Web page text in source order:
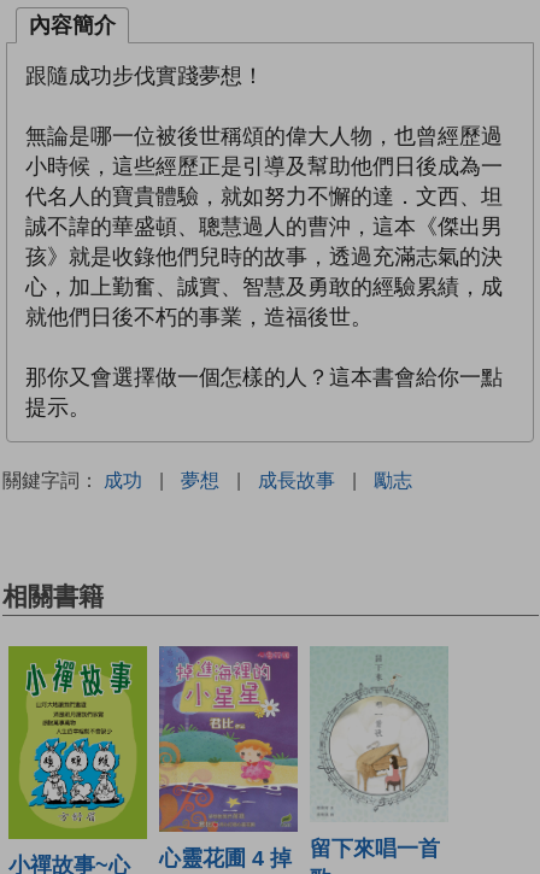
內容簡介
跟隨成功步伐實踐夢想！
無論是哪一位被後世稱頌的偉大人物，也曾經歷過
小時候，這些經歷正是引導及幫助他們日後成為一
代名人的寶貴體驗，就如努力不懈的達．文西、坦
誠不諱的華盛頓、聰慧過人的曹沖，這本《傑出男
孩》就是收錄他們兒時的故事，透過充滿志氣的決
心，加上勤奮、誠實、智慧及勇敢的經驗累績，成
就他們日後不朽的事業，造福後世。
那你又會選擇做一個怎樣的人？這本書會給你一點
提示。
關鍵字詞： 成功 | 夢想 | 成長故事 | 勵志
相關書籍
小禪故事~心
心靈花圃 4 掉
留下來唱一首